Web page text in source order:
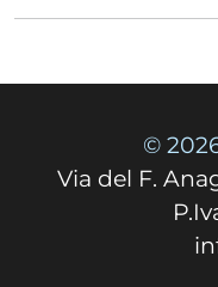
©
Via del F.